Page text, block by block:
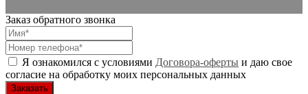
Заказ обратного звонка
Я ознакомился с условиями Договора-оферты и даю свое
согласие на обработку моих персональных данных